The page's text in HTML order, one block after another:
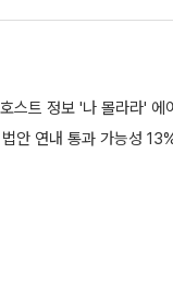
스트 정보 '나 몰라라'
안 연내 통과 가능성